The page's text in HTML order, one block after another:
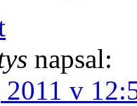
napsal:
2011 v